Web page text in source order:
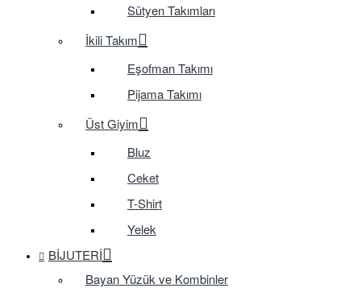
Sütyen Takımları
İkili Takım
Eşofman Takımı
Pijama Takımı
Üst Giyim
Bluz
Ceket
T-Shirt
Yelek
BIJUTERI
Bayan Yüzük ve Kombinler